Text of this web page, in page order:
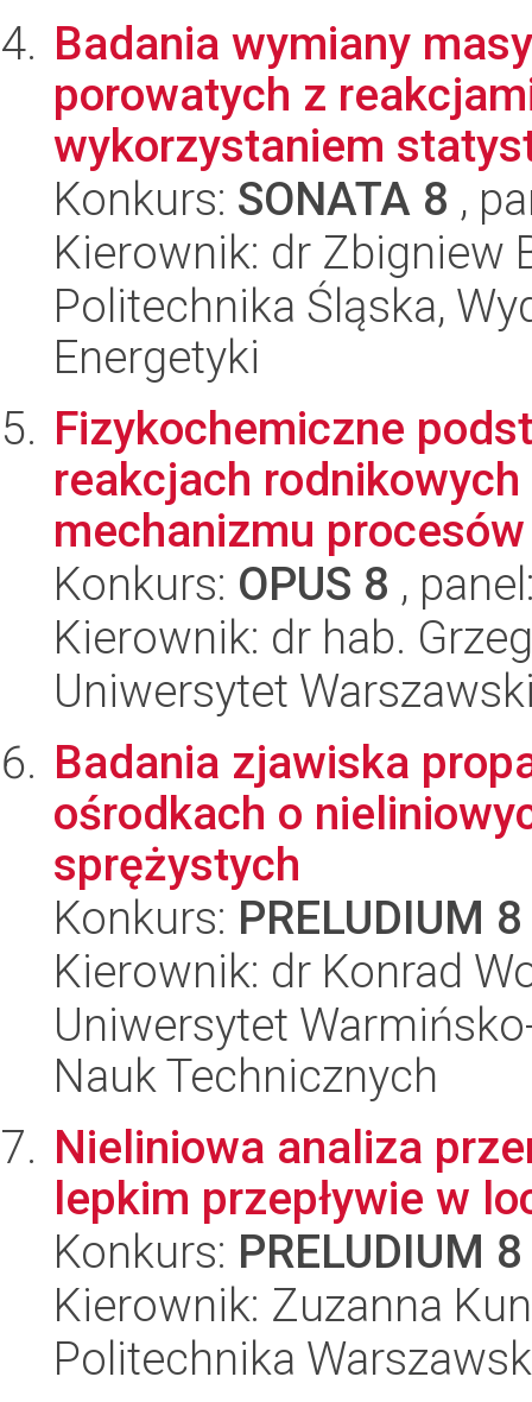
Badania wymiany
porowatych z
wykorzystaniem
Konkurs: SONATA 8 ,
Kierownik: dr Zbigniew
Politechnika Śląska,
Energetyki
Fizykochemiczne
reakcjach
mechanizmu
Konkurs: OPUS 8 ,
Kierownik: dr hab.
Uniwersytet
Badania zjawiska
ośrodkach o
sprężystych
Konkurs: PRELUDIUM 8
Kierownik: dr Konrad
Uniwersytet
Nauk Technicznych
Nieliniowa analiza
lepkim przepływie w
Konkurs: PRELUDIUM 8
Kierownik: Zuzanna
Politechnika